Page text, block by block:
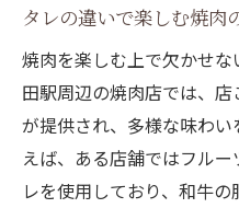
タレの違いで楽しむ焼肉
焼肉を楽しむ上で欠かせ
田駅周辺の焼肉店では、
が提供され、多様な味わ
えば、ある店舗ではフル
レを使用しており、和牛